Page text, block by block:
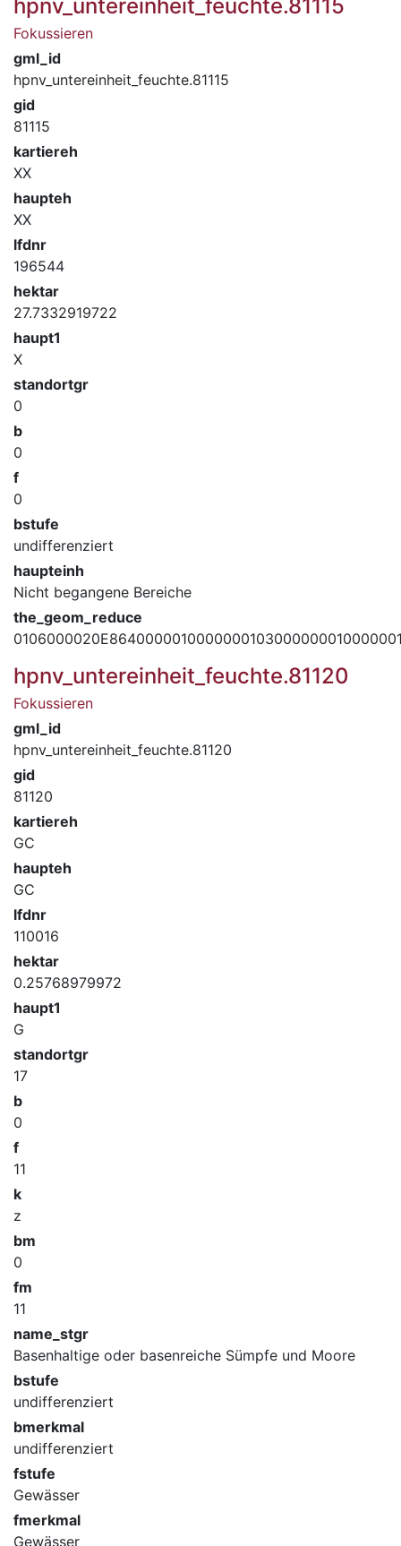
hpnv_untereinheit_feuchte.81115
Fokussieren
gml_id
hpnv_untereinheit_feuchte.81115
gid
81115
kartiereh
XX
haupteh
XX
lfdnr
196544
hektar
27.7332919722
haupt1
X
standortgr
0
b
0
f
0
bstufe
undifferenziert
haupteinh
Nicht begangene Bereiche
the_geom_reduce
hpnv_untereinheit_feuchte.81120
Fokussieren
gml_id
hpnv_untereinheit_feuchte.81120
gid
81120
kartiereh
GC
haupteh
GC
lfdnr
110016
hektar
0.25768979972
haupt1
G
standortgr
17
b
0
f
11
k
z
bm
0
fm
11
name_stgr
Basenhaltige oder basenreiche Sümpfe und Moore
bstufe
undifferenziert
bmerkmal
undifferenziert
fstufe
Gewässer
fmerkmal
Gewässer